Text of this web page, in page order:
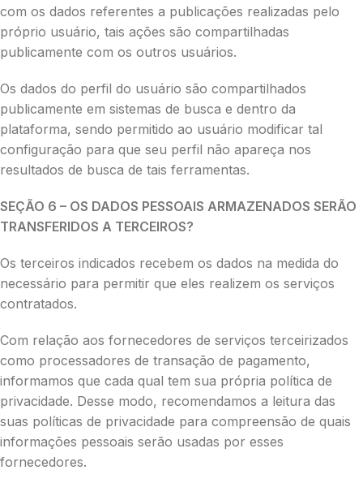
com os dados referentes a publicações realizadas pelo
próprio usuário, tais ações são compartilhadas
publicamente com os outros usuários.
Os dados do perfil do usuário são compartilhados
publicamente em sistemas de busca e dentro da
plataforma, sendo permitido ao usuário modificar tal
configuração para que seu perfil não apareça nos
resultados de busca de tais ferramentas.
SEÇÃO 6 – OS DADOS PESSOAIS ARMAZENADOS SERÃO
TRANSFERIDOS A TERCEIROS?
Os terceiros indicados recebem os dados na medida do
necessário para permitir que eles realizem os serviços
contratados.
Com relação aos fornecedores de serviços terceirizados
como processadores de transação de pagamento,
informamos que cada qual tem sua própria política de
privacidade. Desse modo, recomendamos a leitura das
suas políticas de privacidade para compreensão de quais
informações pessoais serão usadas por esses
fornecedores.